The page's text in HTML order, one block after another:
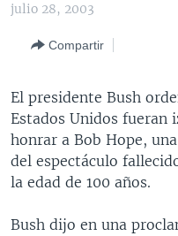
Salte
Salte
búsqueda
VOA VERIFICA
ARGENTINA
COLOMBIA
CHILE
PERÚ
CHINA EN AMÉRICA LATINA
COSTA RICA
EL SALVADOR
GUATEMALA
OTRAS SECCIONES
INMIGRACIÓN
LIBERTAD DE PRENSA
ESPECIALES DE LA VOA
LIBERTAD DE PRENSA
julio 28, 2003
Compartir
El presidente Bush
Estados Unidos fueran
honrar a Bob Hope,
del espectáculo
la edad de 100 años.
Bush dijo en una